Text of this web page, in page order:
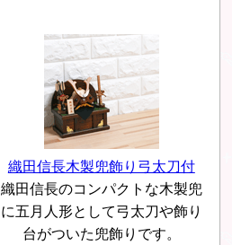
織田信長木製兜飾り弓太刀付
織田信長のコンパクトな木製兜
に五月人形として弓太刀や飾り
台がついた兜飾りです。